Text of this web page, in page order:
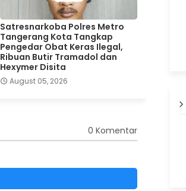
Satresnarkoba Polres Metro
Tangerang Kota Tangkap
Pengedar Obat Keras Ilegal,
Ribuan Butir Tramadol dan
Hexymer Disita
August 05, 2026
0 Komentar